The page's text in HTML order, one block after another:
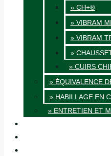
» CH+®
» VIBRAM
» VIBRAM
»
» CUIRS
» ÉQUIVALENCE
» HABILLAGE EN
» ENTRETIEN ET